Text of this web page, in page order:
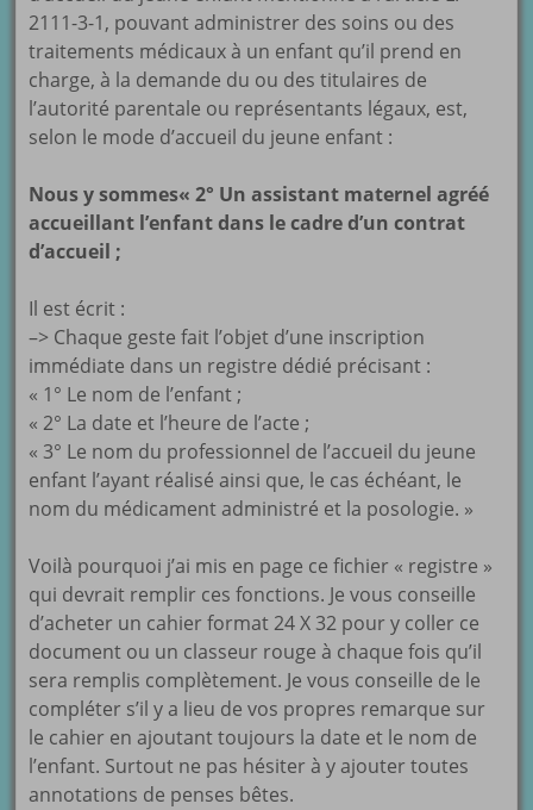
2111-3-1, pouvant administrer des soins ou des
traitements médicaux à un enfant qu’il prend en
charge, à la demande du ou des titulaires de
l’autorité parentale ou représentants légaux, est,
selon le mode d’accueil du jeune enfant :
Nous y sommes« 2° Un assistant maternel agréé
accueillant l’enfant dans le cadre d’un contrat
d’accueil ;
Il est écrit :
–> Chaque geste fait l’objet d’une inscription
immédiate dans un registre dédié précisant :
« 1° Le nom de l’enfant ;
« 2° La date et l’heure de l’acte ;
« 3° Le nom du professionnel de l’accueil du jeune
enfant l’ayant réalisé ainsi que, le cas échéant, le
nom du médicament administré et la posologie. »
Voilà pourquoi j’ai mis en page ce fichier « registre »
qui devrait remplir ces fonctions. Je vous conseille
d’acheter un cahier format 24 X 32 pour y coller ce
document ou un classeur rouge à chaque fois qu’il
sera remplis complètement. Je vous conseille de le
compléter s’il y a lieu de vos propres remarque sur
le cahier en ajoutant toujours la date et le nom de
l’enfant. Surtout ne pas hésiter à y ajouter toutes
annotations de penses bêtes.